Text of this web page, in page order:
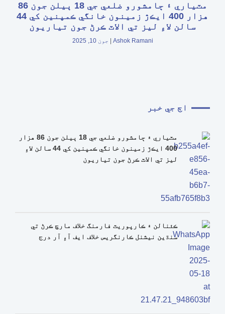
مٽياري ۽ ڄامشورو ضلعي جي 18 ٻيلن جون 86
هزار 400 ايڪڙ زمينون خانگي ڪمپنين کي 44
سالن لاءِ ليز تي الاٽ ڪرڻ جون تياريون
Ashok Ramani جون 10, 2025
اڄ جي خبر
مٽياري ۽ ڄامشورو ضلعي جي 18 ٻيلن جون 86 هزار
400 ايڪڙ زمينون خانگي ڪمپنين کي 44 سالن لاءِ
ليز تي الاٽ ڪرڻ جون تياريون
ڪئنالن ۽ ڪارپوريٽ فارمنگ خلاف مارچ ڪرڻ تي
سنڌين نيشنل ڪارنگريس خلاف ايف آءِ آر درج